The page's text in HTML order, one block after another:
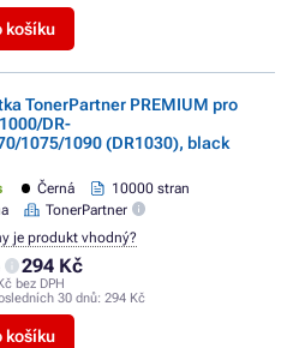
košíku
TonerPartner PREMIUM pro
DR-
1075/1090 (DR1030), black
Černá
10000 stran
TonerPartner
294 Kč
bez DPH
30 dnů: 294 Kč
košíku
je produkt vhodný?